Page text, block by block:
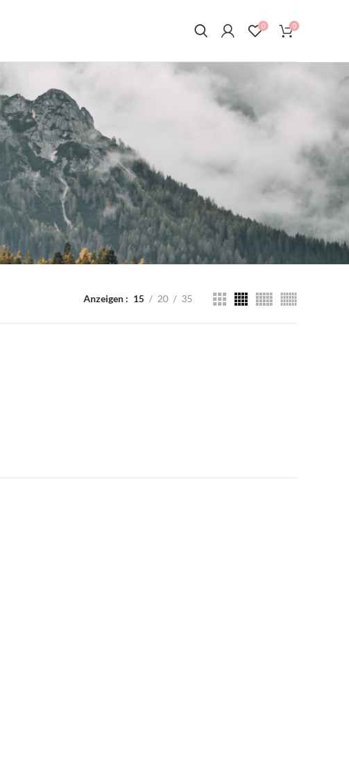
0 0
Anzeigen 15 20 35